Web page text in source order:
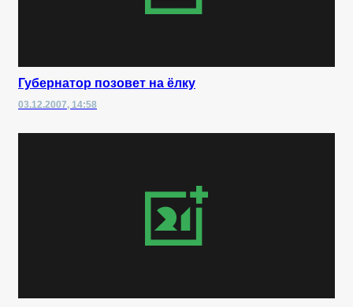
Губернатор позовет на ёлку
03.12.2007, 14:58